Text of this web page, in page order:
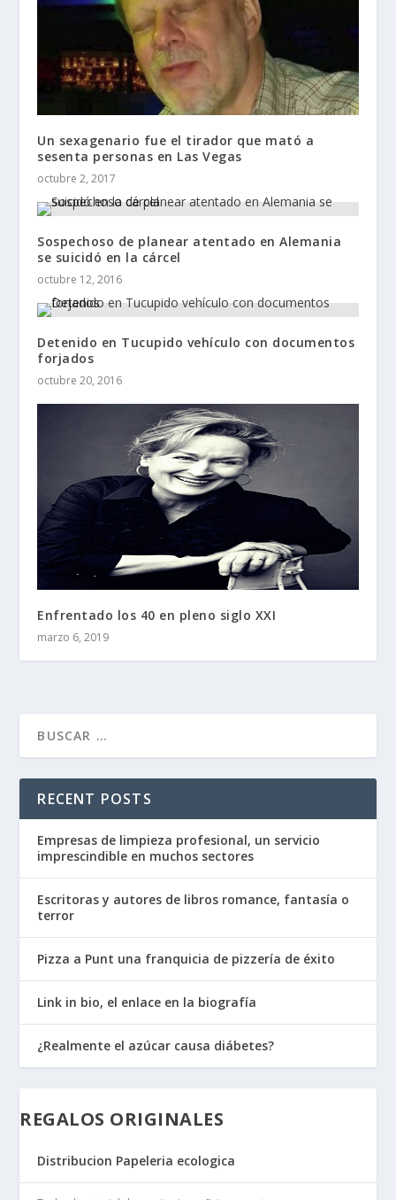
Un sexagenario fue el tirador que mató a
sesenta personas en Las Vegas
octubre 2, 2017
Sospechoso de planear atentado en Alemania
se suicidó en la cárcel
octubre 12, 2016
Detenido en Tucupido vehículo con documentos
forjados
octubre 20, 2016
Enfrentado los 40 en pleno siglo XXI
marzo 6, 2019
RECENT POSTS
Empresas de limpieza profesional, un servicio
imprescindible en muchos sectores
Escritoras y autores de libros romance, fantasía o
terror
Pizza a Punt una franquicia de pizzería de éxito
Link in bio, el enlace en la biografía
¿Realmente el azúcar causa diábetes?
REGALOS ORIGINALES
Distribucion Papeleria ecologica